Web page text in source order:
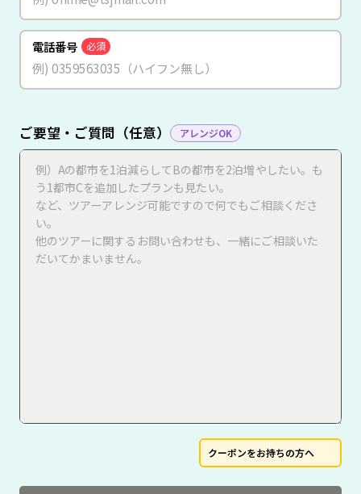
電話番号 必須
ご要望・ご質問（任意） アレンジOK
クーポンをお持ちの方へ